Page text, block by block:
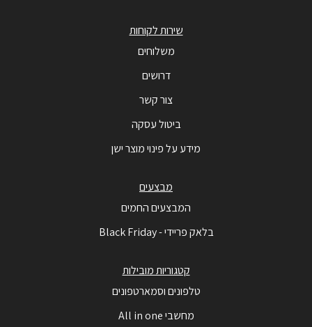
שירות לקוחות
משלוחים
דרושים
צור קשר
ביטול עסקה
מידע על פינוי מוצר ישן
מבצעים
המבצעים החמים
בלאק פריידי - Black Friday
קטגוריות מובילות
טלפונים וסמארטפונים
מחשבי All in one